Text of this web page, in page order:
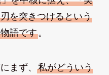
を突きつけるという
語です。
まず、 私がどういう